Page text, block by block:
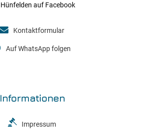
Hünfelden auf Facebook
Kontaktformular
Auf WhatsApp folgen
Informationen
Impressum